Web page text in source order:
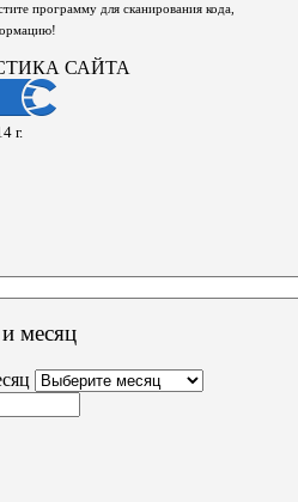
программу для сканирования кода,
САЙТА
г.
месяц